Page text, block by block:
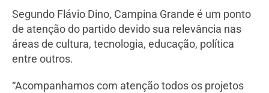
Segundo Flávio Dino, Campina Grande é um ponto
de atenção do partido devido sua relevância nas
áreas de cultura, tecnologia, educação, política
entre outros.
“Acompanhamos com atenção todos os projetos